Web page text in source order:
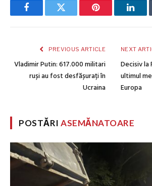
FacebookTwitter Pinterest
PREVIOUS ARTICLE
Vladimir Putin: 617.000 militari
ruși au fost desfășurați în
Ucraina
NEXT
Decisiv la
ultimul
Europa
POSTĂRIASEMĂNATOARE